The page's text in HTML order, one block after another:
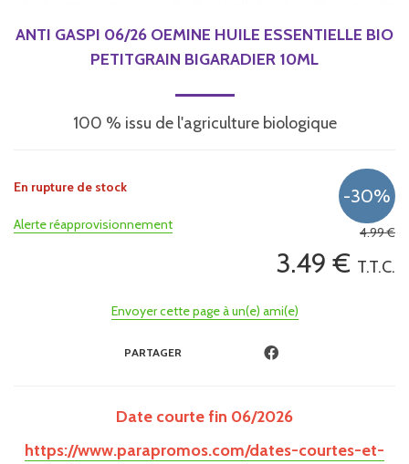
ANTI GASPI 06/26 OEMINE HUILE ESSENTIELLE BIO
PETITGRAIN BIGARADIER 10ML
100 % issu de l'agriculture biologique
4.99€
3.49 € T.T.C.
En rupture de stock
Alerte réapprovisionnement
Envoyer cette page à un(e) ami(e)
PARTAGER
Date courte fin 06/2026
https://www.parapromos.com/dates-courtes-et-